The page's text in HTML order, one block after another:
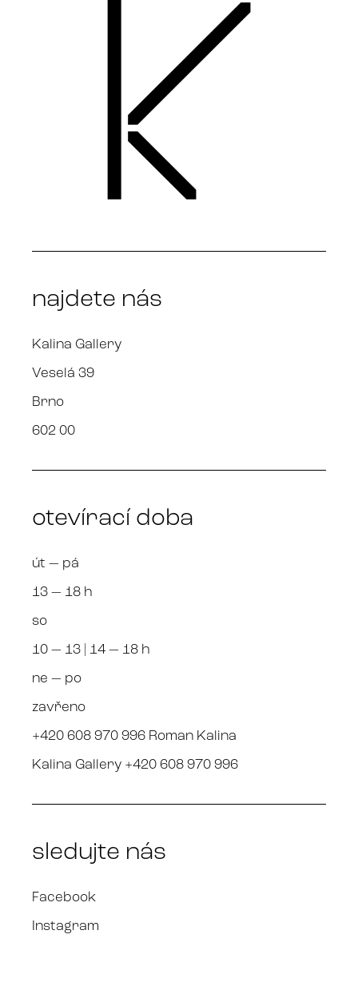
najdete nás
Kalina Gallery
Veselá 39
Brno
602 00
otevírací doba
út — pá
13 — 18 h
so
10 — 13 | 14 — 18 h
ne — po
zavřeno
+420 608 970 996 Roman Kalina
Kalina Gallery +420 608 970 996
sledujte nás
Facebook
Instagram